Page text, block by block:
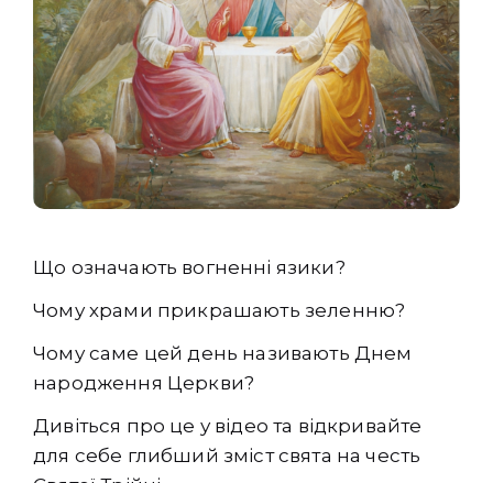
Що означають вогненні язики?
Чому храми прикрашають зеленню?
Чому саме цей день називають Днем
народження Церкви?
Дивіться про це у відео та відкривайте
для себе глибший зміст свята на честь